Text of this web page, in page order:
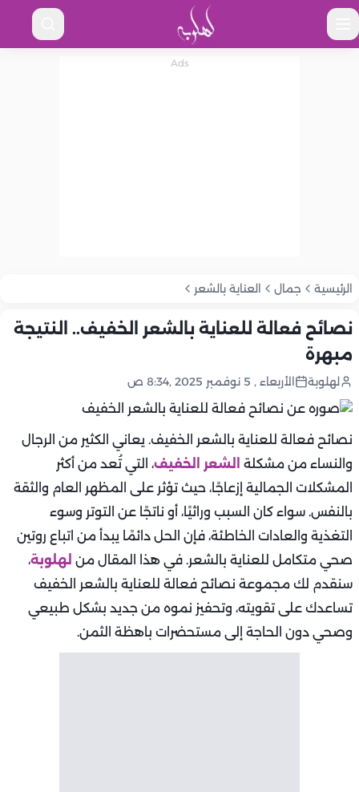
الرئيسية جمال العناية بالشعر
نصائح فعالة للعناية بالشعر الخفيف.. النتيجة
مبهرة
لهلوبة الأربعاء , 5 نوفمبر 2025 ,8:34 ص
نصائح فعالة للعناية بالشعر الخفيف. يعاني الكثير من الرجال
والنساء من مشكلة
الشعر الخفيف، التي تُعد من أكثر
المشكلات الجمالية إزعاجًا، حيث تؤثر على المظهر العام والثقة
بالنفس. سواء كان السبب وراثيًا، أو ناتجًا عن التوتر وسوء
التغذية والعادات الخاطئة، فإن الحل دائمًا يبدأ من اتباع روتين
صحي متكامل للعناية بالشعر. في هذا المقال من لهلوبة،
سنقدم لك مجموعة نصائح فعالة للعناية بالشعر الخفيف
تساعدك على تقويته، وتحفيز نموه من جديد بشكل طبيعي
وصحي دون الحاجة إلى مستحضرات باهظة الثمن.